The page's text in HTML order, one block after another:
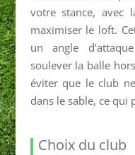
votre stance, avec
maximiser le loft.
un angle
soulever la balle
éviter que le club
dans le sable, ce
Choix du club